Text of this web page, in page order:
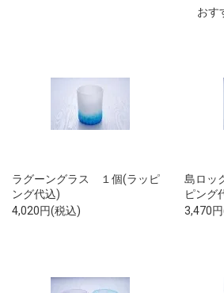
おす
ラグーングラス １個(ラッピ
ング代込)
4,020円(税込)
島ロッ
ピング
3,470